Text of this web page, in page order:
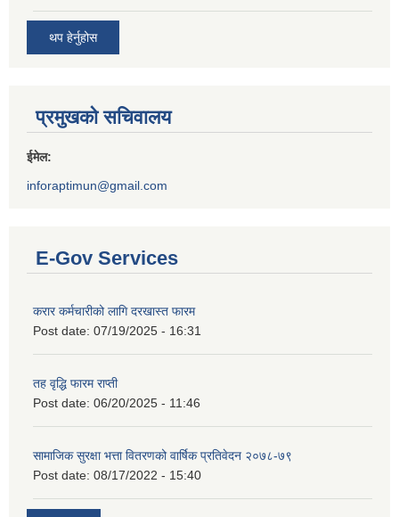
थप हेर्नुहोस
प्रमुखको सचिवालय
ईमेल:
inforaptimun@gmail.com
E-Gov Services
करार कर्मचारीको लागि दरखास्त फारम
Post date: 07/19/2025 - 16:31
तह वृद्धि फारम राप्ती
Post date: 06/20/2025 - 11:46
सामाजिक सुरक्षा भत्ता वितरणको वार्षिक प्रतिवेदन २०७८-७९
Post date: 08/17/2022 - 15:40